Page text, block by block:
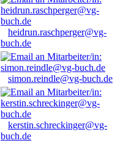
heidrun.raschperger@vg-
buch.de
simon.reindle@vg-buch.de
kerstin.schreckinger@vg-
buch.de